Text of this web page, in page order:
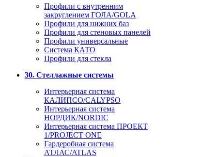
Профили с внутренним
закруглением ГОЛА/GOLA
Профили для нижних баз
Профили для стеновых панелей
Профили универсальные
Система КАТО
Профили для стекла
30. Стеллажные системы
Интерьерная система
КАЛИПСО/CALYPSO
Интерьерная система
НОРДИК/NORDIC
Интерьерная система ПРОЕКТ
1/PROJECT ONE
Гардеробная система
АТЛАС/ATLAS